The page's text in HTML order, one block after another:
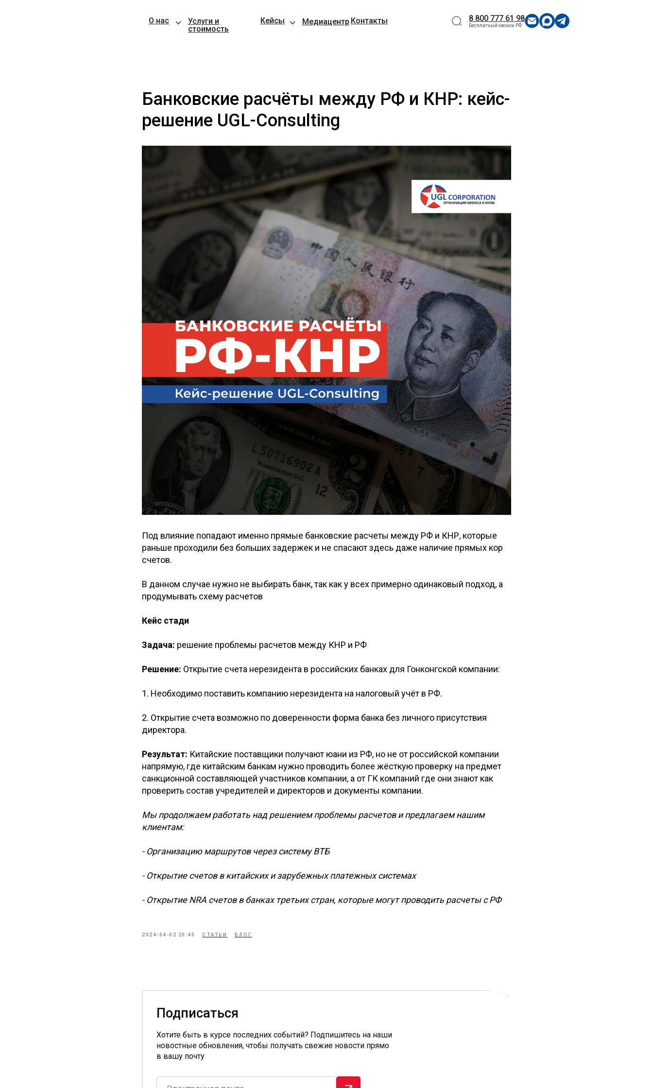
О нас
Услуги и
стоимость
⌵ Кейсы Медиацентр
⌵ Контакты 8 800 777 61 98
Бесплатный звонок РФ
Банковские расчёты между РФ и КНР: кейс-
решение UGL-Consulting
Под влияние попадают именно прямые банковские расчеты между РФ и КНР, которые
раньше проходили без больших задержек и не спасают здесь даже наличие прямых кор
счетов.
В данном случае нужно не выбирать банк, так как у всех примерно одинаковый подход, а
продумывать схему расчетов
Кейс стади
Задача: решение проблемы расчетов между КНР и РФ
Решение: Открытие счета нерезидента в российских банках для Гонконгской компании:
1. Необходимо поставить компанию нерезидента на налоговый учёт в РФ.
2. Открытие счета возможно по доверенности форма банка без личного присутствия
директора.
Результат: Китайские поставщики получают юани из РФ, но не от российской компании
напрямую, где китайским банкам нужно проводить более жёсткую проверку на предмет
санкционной составляющей участников компании, а от ГК компаний где они знают как
проверить состав учредителей и директоров и документы компании.
Мы продолжаем работать над решением проблемы расчетов и предлагаем нашим
клиентам:
- Организацию маршрутов через систему ВТБ
- Открытие счетов в китайских и зарубежных платежных системах
- Открытие NRA счетов в банках третьих стран, которые могут проводить расчеты с РФ
2024-04-02 20:45 СТАТЬИ БЛОГ
Подписаться
Хотите быть в курсе последних событий? Подпишитесь на наши
новостные обновления, чтобы получать свежие новости прямо
в вашу почту